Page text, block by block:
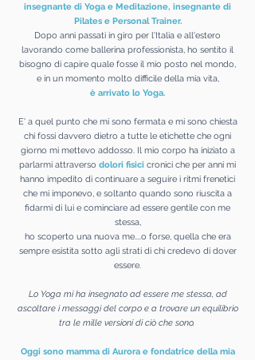
insegnante di Yoga e Meditazione, insegnante di
Pilates e Personal Trainer.
Dopo anni passati in giro per l'Italia e all'estero
lavorando come ballerina professionista, ho sentito il
bisogno di capire quale fosse il mio posto nel mondo,
e in un momento molto difficile della mia vita,
è arrivato lo Yoga.
E' a quel punto che mi sono fermata e mi sono chiesta
chi fossi davvero dietro a tutte le etichette che ogni
giorno mi mettevo addosso. Il mio corpo ha iniziato a
parlarmi attraverso dolori fisici cronici che per anni mi
hanno impedito di continuare a seguire i ritmi frenetici
che mi imponevo, e soltanto quando sono riuscita a
fidarmi di lui e cominciare ad essere gentile con me
stessa,
ho scoperto una nuova me....o forse, quella che era
sempre esistita sotto agli stratidi chi credevo di dover
essere.
Lo Yoga mi ha insegnato ad essere me stessa, ad
ascoltare i messaggi del corpo e a trovare un equilibrio
tra le mille versioni di ciò che sono.
Oggi sono mamma di Aurora e fondatrice della mia